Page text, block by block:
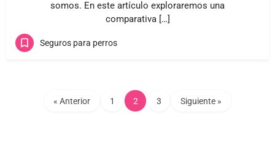
somos. En este artículo exploraremos una
comparativa […]
Seguros para perros
« Anterior 1 2 3 Siguiente »